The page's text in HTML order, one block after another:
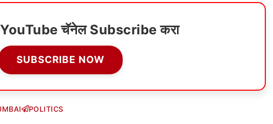
YouTube चॅनेल Subscribe करा
SUBSCRIBE NOW
POLITICS